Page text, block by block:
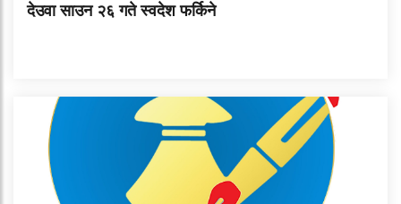
देउवा साउन २६ गते स्वदेश फर्किने